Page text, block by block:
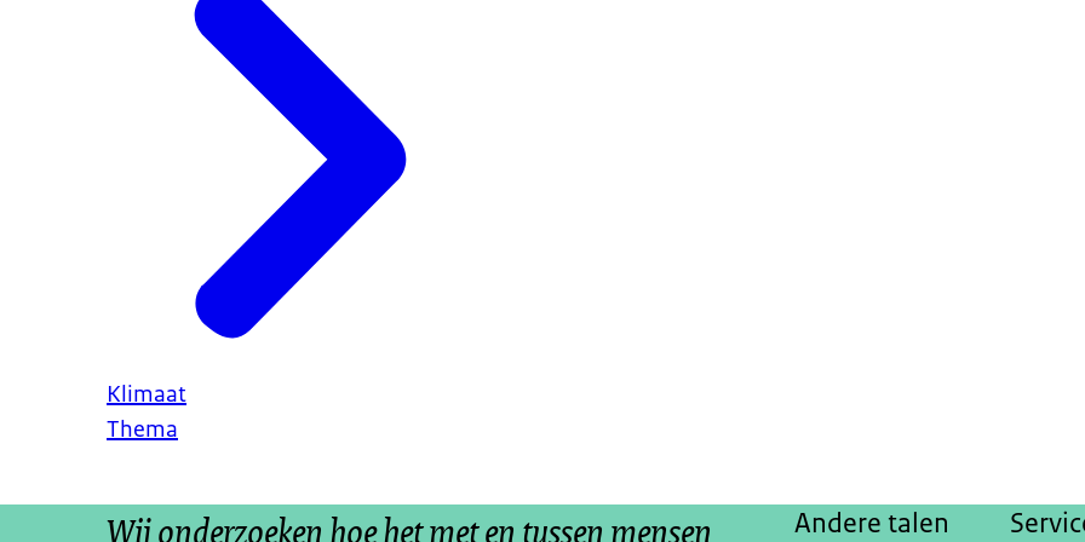
Klimaat
Thema
Wij onderzoeken hoe het met en tussen mensen Andere talen